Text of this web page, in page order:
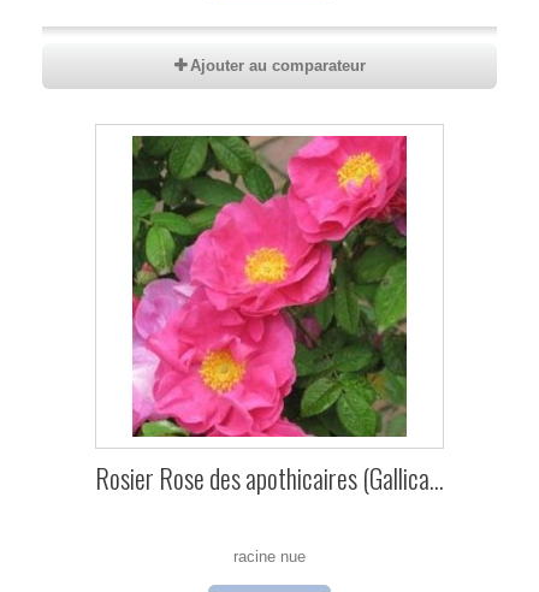
Ajouter au comparateur
Rosier Rose des apothicaires (Gallica...
racine nue